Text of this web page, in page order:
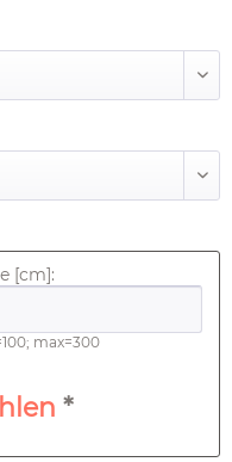
[cm]:
max=300
*